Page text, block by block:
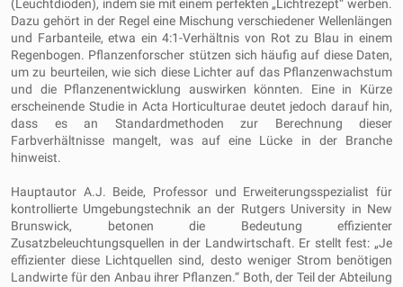
(Leuchtdioden), indem sie mit einem perfekten „Lichtrezept“ werben.
Dazu gehört in der Regel eine Mischung verschiedener Wellenlängen
und Farbanteile, etwa ein 4:1-Verhältnis von Rot zu Blau in einem
Regenbogen. Pflanzenforscher stützen sich häufig auf diese Daten,
um zu beurteilen, wie sich diese Lichter auf das Pflanzenwachstum
und die Pflanzenentwicklung auswirken könnten. Eine in Kürze
erscheinende Studie in Acta Horticulturae deutet jedoch darauf hin,
dass es an Standardmethoden zur Berechnung dieser
Farbverhältnisse mangelt, was auf eine Lücke in der Branche
hinweist.
Hauptautor A.J. Beide, Professor und Erweiterungsspezialist für
kontrollierte Umgebungstechnik an der Rutgers University in New
Brunswick, betonen die Bedeutung effizienter
Zusatzbeleuchtungsquellen in der Landwirtschaft. Er stellt fest: „Je
effizienter diese Lichtquellen sind, desto weniger Strom benötigen
Landwirte für den Anbau ihrer Pflanzen.“ Both, der Teil der Abteilung